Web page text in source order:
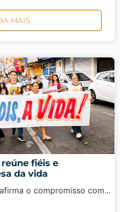
MAIS
fiéis e
da vida
o compromisso com...